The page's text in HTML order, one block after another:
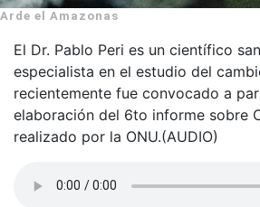
Arde el Amazonas
El Dr. Pablo Peri es un científico
especialista en el estudio del
recientemente fue convocado a
elaboración del 6to informe sobre
realizado por la ONU.(AUDIO)